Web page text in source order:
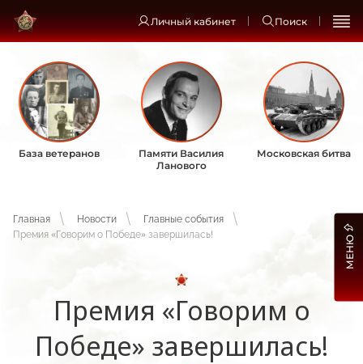
Личный кабинет Поиск
База ветеранов
Памяти Василия
Ланового
Московская битва
Главная Новости
Главные события
Премия «Говорим о Победе» завершилась!
Премия «Говорим о
Победе» завершилась!
МЕНЮ